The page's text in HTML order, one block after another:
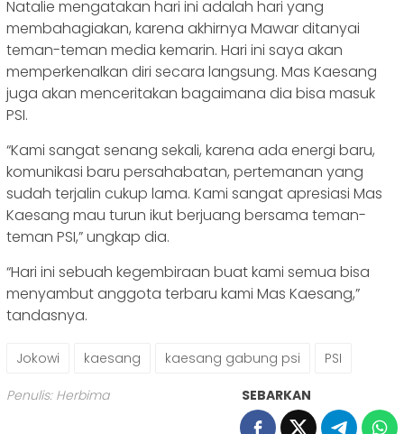
Natalie mengatakan hari ini adalah hari yang
membahagiakan, karena akhirnya Mawar ditanyai
teman-teman media kemarin. Hari ini saya akan
memperkenalkan diri secara langsung. Mas Kaesang
juga akan menceritakan bagaimana dia bisa masuk
PSI.
“Kami sangat senang sekali, karena ada energi baru,
komunikasi baru persahabatan, pertemanan yang
sudah terjalin cukup lama. Kami sangat apresiasi Mas
Kaesang mau turun ikut berjuang bersama teman-
teman PSI,” ungkap dia.
“Hari ini sebuah kegembiraan buat kami semua bisa
menyambut anggota terbaru kami Mas Kaesang,”
tandasnya.
Jokowi kaesang kaesang gabung psi PSI
Penulis: Herbima SEBARKAN